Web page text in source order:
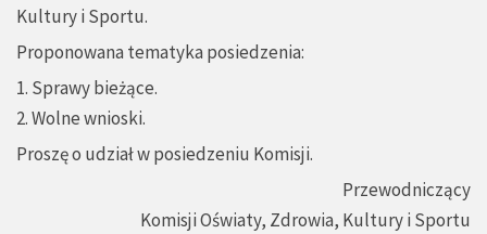
Kultury i Sportu.
Proponowana tematyka posiedzenia:
1. Sprawy bieżące.
2. Wolne wnioski.
Proszę o udział w posiedzeniu Komisji.
Przewodniczący
Komisji Oświaty, Zdrowia, Kultury i Sportu